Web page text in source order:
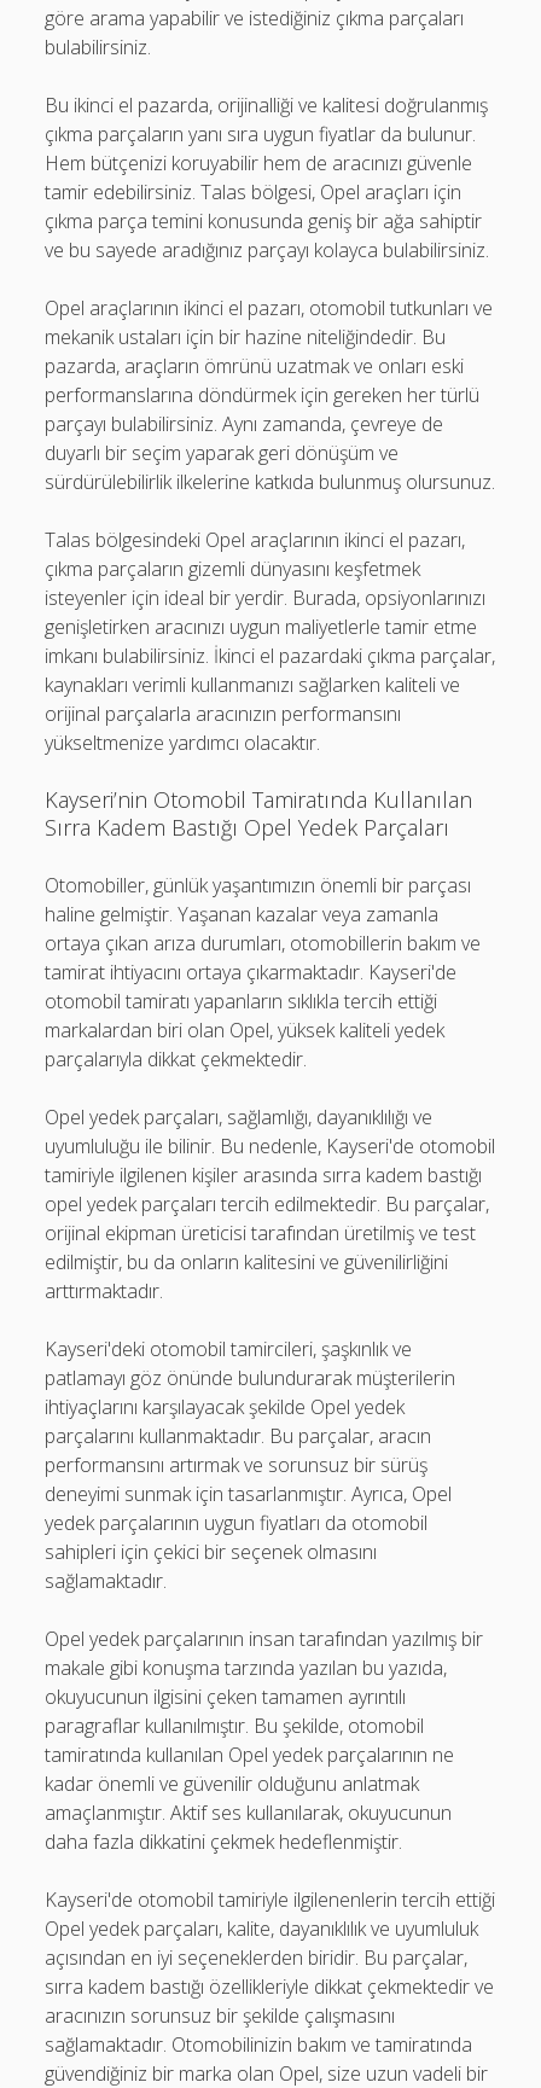
göre arama yapabilir ve istediğiniz çıkma parçaları
bulabilirsiniz.
Bu ikinci el pazarda, orijinalliği ve kalitesi doğrulanmış
çıkma parçaların yanı sıra uygun fiyatlar da bulunur.
Hem bütçenizi koruyabilir hem de aracınızı güvenle
tamir edebilirsiniz. Talas bölgesi, Opel araçları için
çıkma parça temini konusunda geniş bir ağa sahiptir
ve bu sayede aradığınız parçayı kolayca bulabilirsiniz.
Opel araçlarının ikinci el pazarı, otomobil tutkunları ve
mekanik ustaları için bir hazine niteliğindedir. Bu
pazarda, araçların ömrünü uzatmak ve onları eski
performanslarına döndürmek için gereken her türlü
parçayı bulabilirsiniz. Aynı zamanda, çevreye de
duyarlı bir seçim yaparak geri dönüşüm ve
sürdürülebilirlik ilkelerine katkıda bulunmuş olursunuz.
Talas bölgesindeki Opel araçlarının ikinci el pazarı,
çıkma parçaların gizemli dünyasını keşfetmek
isteyenler için ideal bir yerdir. Burada, opsiyonlarınızı
genişletirken aracınızı uygun maliyetlerle tamir etme
imkanı bulabilirsiniz. İkinci el pazardaki çıkma parçalar,
kaynakları verimli kullanmanızı sağlarken kaliteli ve
orijinal parçalarla aracınızın performansını
yükseltmenize yardımcı olacaktır.
Kayseri’nin Otomobil Tamiratında Kullanılan
Sırra Kadem Bastığı Opel Yedek Parçaları
Otomobiller, günlük yaşantımızın önemli bir parçası
haline gelmiştir. Yaşanan kazalar veya zamanla
ortaya çıkan arıza durumları, otomobillerin bakım ve
tamirat ihtiyacını ortaya çıkarmaktadır. Kayseri'de
otomobil tamiratı yapanların sıklıkla tercih ettiği
markalardan biri olan Opel, yüksek kaliteli yedek
parçalarıyla dikkat çekmektedir.
Opel yedek parçaları, sağlamlığı, dayanıklılığı ve
uyumluluğu ile bilinir. Bu nedenle, Kayseri'de otomobil
tamiriyle ilgilenen kişiler arasında sırra kadem bastığı
opel yedek parçaları tercih edilmektedir. Bu parçalar,
orijinal ekipman üreticisi tarafından üretilmiş ve test
edilmiştir, bu da onların kalitesini ve güvenilirliğini
arttırmaktadır.
Kayseri'deki otomobil tamircileri, şaşkınlık ve
patlamayı göz önünde bulundurarak müşterilerin
ihtiyaçlarını karşılayacak şekilde Opel yedek
parçalarını kullanmaktadır. Bu parçalar, aracın
performansını artırmak ve sorunsuz bir sürüş
deneyimi sunmak için tasarlanmıştır. Ayrıca, Opel
yedek parçalarının uygun fiyatları da otomobil
sahipleri için çekici bir seçenek olmasını
sağlamaktadır.
Opel yedek parçalarının insan tarafından yazılmış bir
makale gibi konuşma tarzında yazılan bu yazıda,
okuyucunun ilgisini çeken tamamen ayrıntılı
paragraflar kullanılmıştır. Bu şekilde, otomobil
tamiratında kullanılan Opel yedek parçalarının ne
kadar önemli ve güvenilir olduğunu anlatmak
amaçlanmıştır. Aktif ses kullanılarak, okuyucunun
daha fazla dikkatini çekmek hedeflenmiştir.
Kayseri'de otomobil tamiriyle ilgilenenlerin tercih ettiği
Opel yedek parçaları, kalite, dayanıklılık ve uyumluluk
açısından en iyi seçeneklerden biridir. Bu parçalar,
sırra kadem bastığı özellikleriyle dikkat çekmektedir ve
aracınızın sorunsuz bir şekilde çalışmasını
sağlamaktadır. Otomobilinizin bakım ve tamiratında
güvendiğiniz bir marka olan Opel, size uzun vadeli bir